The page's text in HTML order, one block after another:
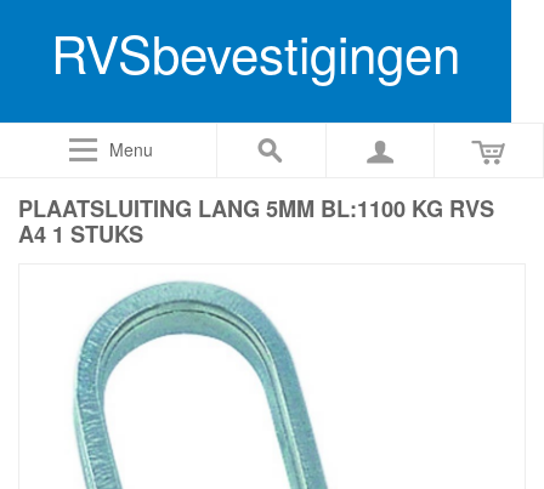
RVSbevestigingen
Menu
PLAATSLUITING LANG 5MM BL:1100 KG RVS
A4 1 STUKS